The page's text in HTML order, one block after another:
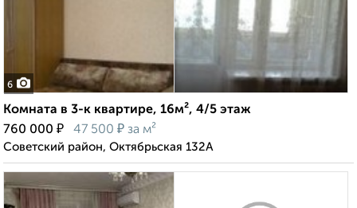
6
Комната в 3-к квартире, 16м², 4/5 этаж
760 000 ₽ 47 500 ₽ за м²
Советский район, Октябрьская 132А